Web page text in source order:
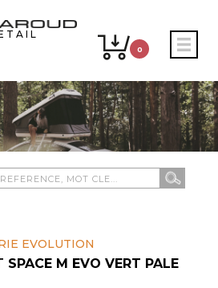
0
EVOLUTION
SPACE M EVO VERT PALE